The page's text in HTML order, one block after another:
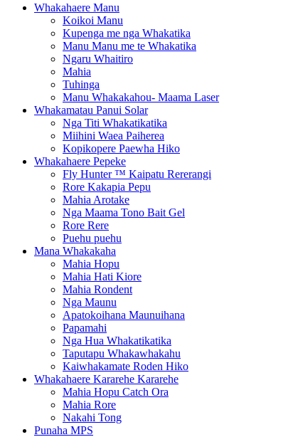
Whakahaere Manu
Koikoi Manu
Kupenga me nga Whakatika
Manu Manu me te Whakatika
Ngaru Whaitiro
Mahia
Tuhinga
Manu Whakakahou- Maama Laser
Whakamatau Panui Solar
Nga Titi Whakatikatika
Miihini Waea Paiherea
Kopikopere Paewha Hiko
Whakahaere Pepeke
Fly Hunter ™ Kaipatu Rererangi
Rore Kakapia Pepu
Mahia Arotake
Nga Maama Tono Bait Gel
Rore Rere
Puehu puehu
Mana Whakakaha
Mahia Hopu
Mahia Hati Kiore
Mahia Rondent
Nga Maunu
Apatokoihana Maunuihana
Papamahi
Nga Hua Whakatikatika
Taputapu Whakawhakahu
Kaiwhakamate Roden Hiko
Whakahaere Kararehe Kararehe
Mahia Hopu Catch Ora
Mahia Rore
Nakahi Tong
Punaha MPS